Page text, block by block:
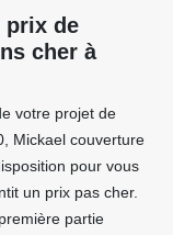
prix de
cher à
votre projet de
Mickael couverture
pour vous
un prix pas cher.
partie